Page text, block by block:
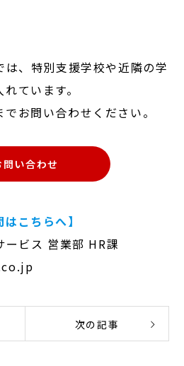
、特別支援学校や近隣の学
ています。
お問い合わせください。
問い合わせ
こちらへ】
ビス 営業部 HR課
次の記事